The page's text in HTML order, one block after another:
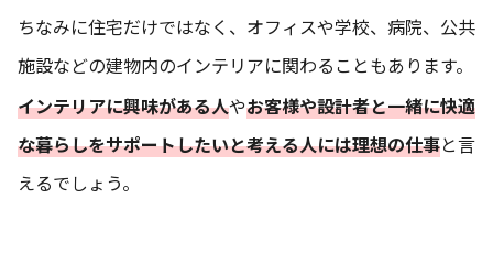
ちなみに住宅だけではなく、オフィスや学校、病院、公共
施設などの建物内のインテリアに関わることもあります。
インテリアに興味がある人やお客様や設計者と一緒に快適
な暮らしをサポートしたいと考える人には理想の仕事と言
えるでしょう。